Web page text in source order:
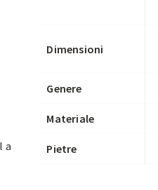
a
Dimensioni
Genere
Materiale
Pietre